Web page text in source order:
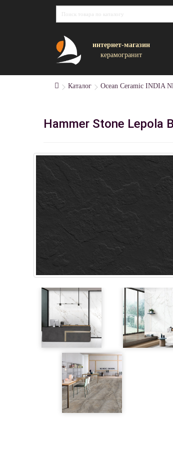
интернет-магазин
керамогранит
Каталог Ocean Ceramic INDIA
Hammer Stone Lepola